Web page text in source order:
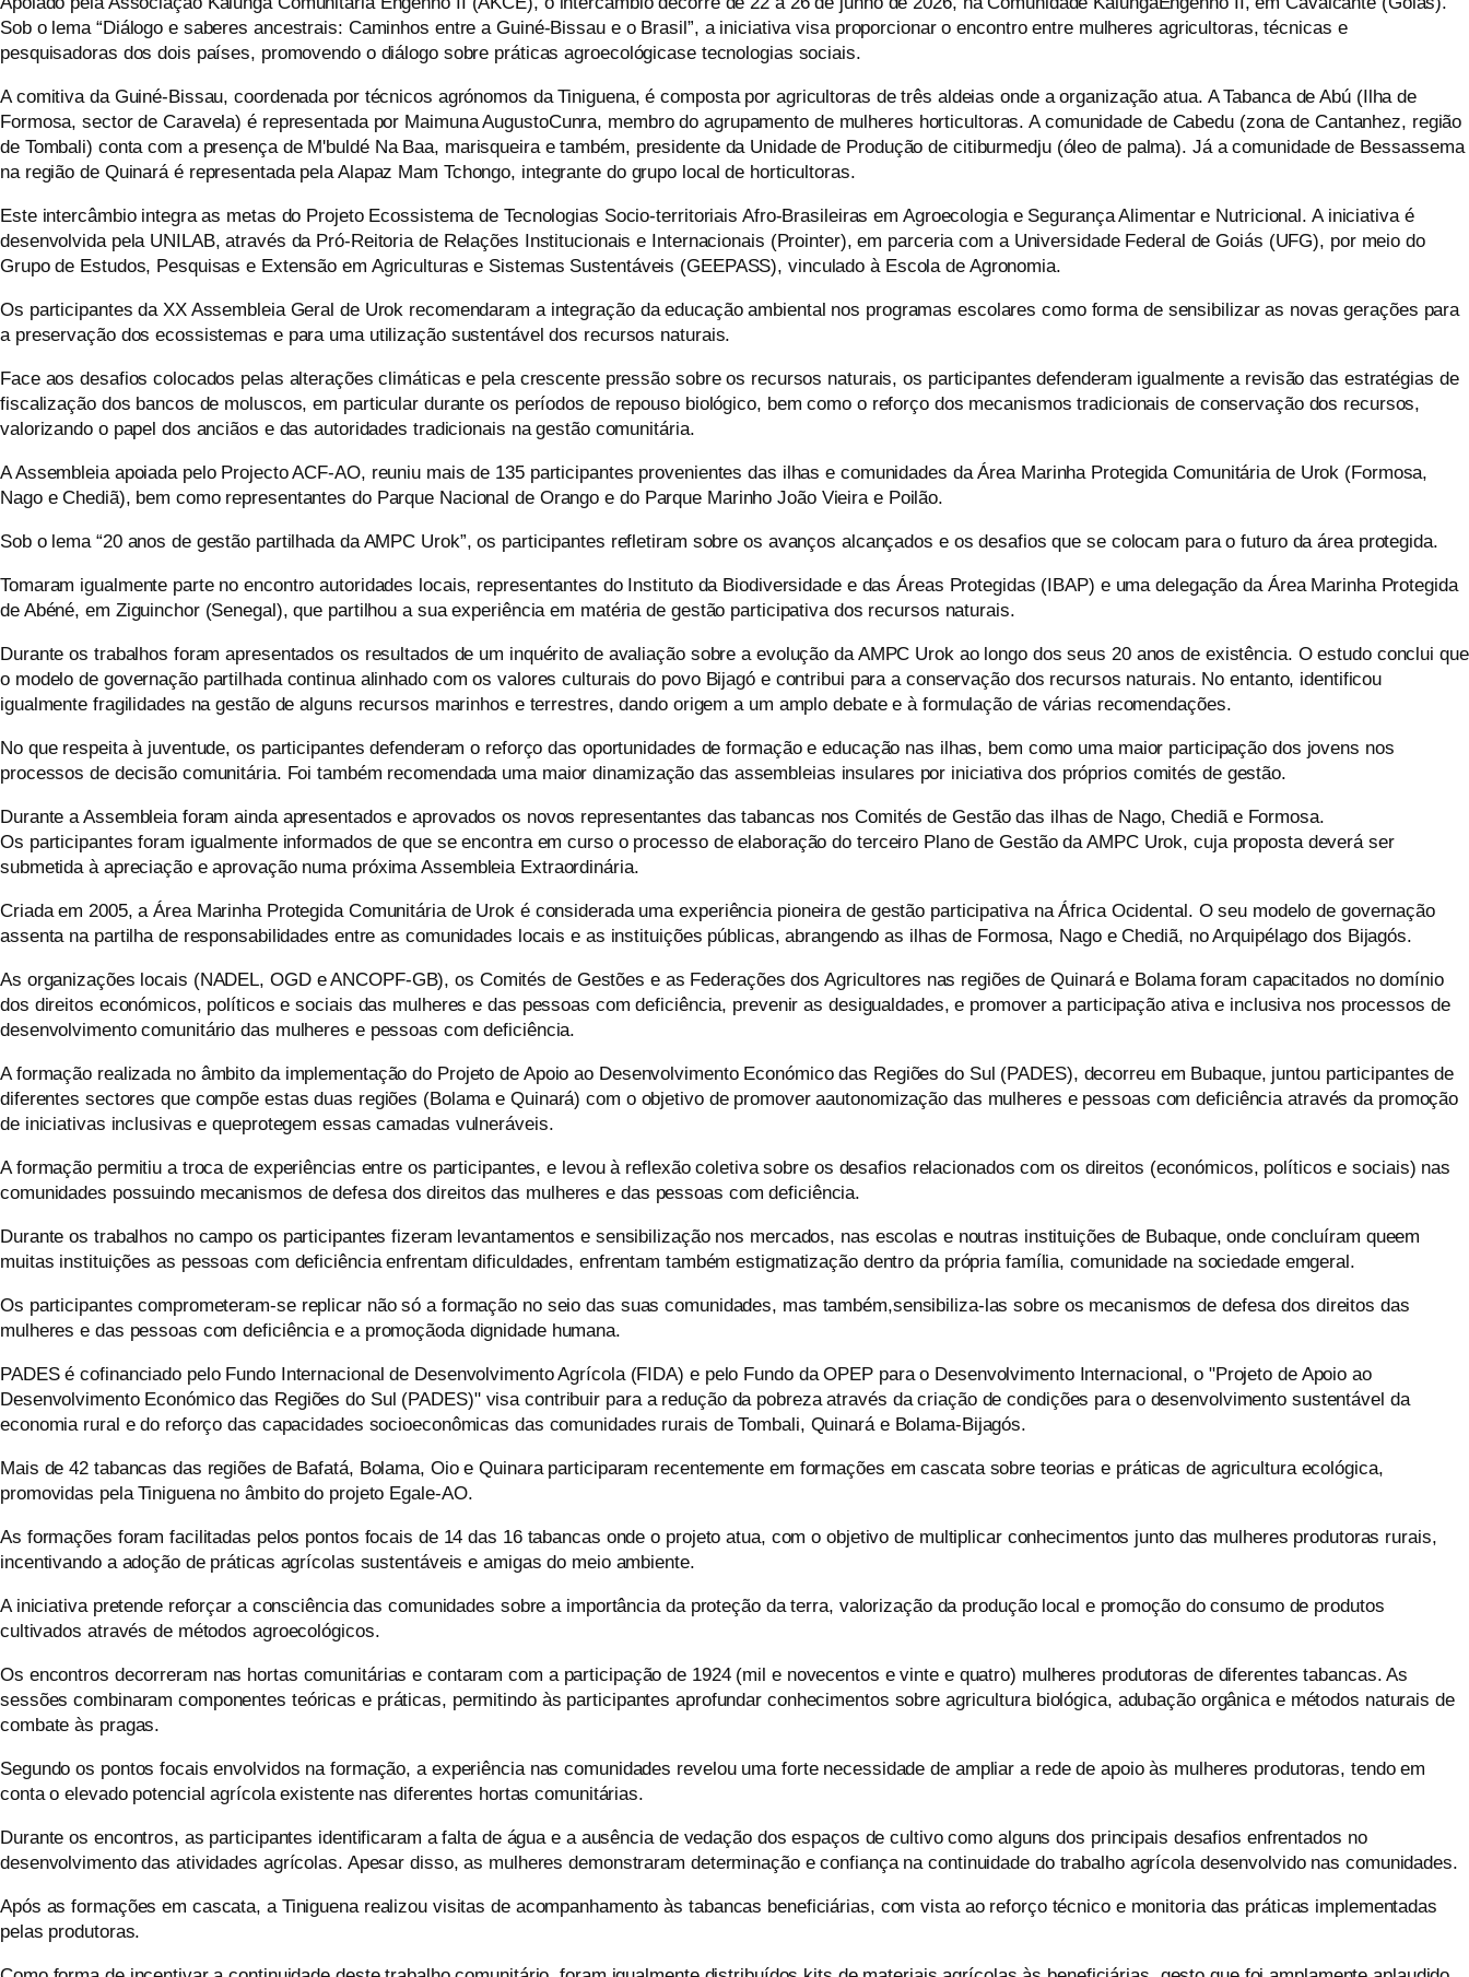
Sob o lema “Diálogo e saberes ancestrais: Caminhos entre a Guiné-Bissau e o Brasil”, a iniciativa visa proporcionar o encontro entre mulheres agricultoras, técnicas e
pesquisadoras dos dois países, promovendo o diálogo sobre práticasagroecológicase tecnologias sociais.
A comitiva da Guiné-Bissau, coordenada por técnicos agrónomos da Tiniguena, é composta por agricultoras de três aldeias onde a organização atua. A Tabanca deAbú(Ilha de
Formosa, sector de Caravela) é representada por MaimunaAugustoCunra, membro do agrupamento de mulheres horticultoras. A comunidade de Cabedu(zona de Cantanhez, região
de Tombali) conta com a presença de M'buldéNa Baa, marisqueira e também, presidente da Unidade de Produção de citiburmedju(óleo de palma). Já a comunidade de Bessassema
na região de Quinará é representada pela Alapaz Mam Tchongo, integrante do grupo local de horticultoras.
Este intercâmbio integra as metas do Projeto Ecossistema de Tecnologias Socio-territoriais Afro-Brasileiras em Agroecologia e Segurança Alimentar e Nutricional. A iniciativa é
desenvolvida pela UNILAB, através da Pró-Reitoria de Relações Institucionais e Internacionais (Prointer), em parceria com a Universidade Federal de Goiás (UFG), por meio do
Grupo de Estudos, Pesquisas e Extensão em Agriculturas e Sistemas Sustentáveis (GEEPASS), vinculado à Escola de Agronomia.
Os participantes da XX Assembleia Geral de Urok recomendaram a integração da educação ambiental nos programas escolares como forma de sensibilizar as novas gerações para
a preservação dos ecossistemas e para uma utilização sustentável dos recursos naturais.
Face aos desafios colocados pelas alterações climáticas e pela crescente pressão sobre os recursos naturais, os participantes defenderam igualmente a revisão das estratégias de
fiscalização dos bancos de moluscos, em particular durante os períodos de repouso biológico, bem como o reforço dos mecanismos tradicionais de conservação dos recursos,
valorizando o papel dos anciãos e das autoridades tradicionais na gestão comunitária.
A Assembleia apoiada pelo Projecto ACF-AO, reuniu mais de 135 participantes provenientes das ilhas e comunidades da Área Marinha Protegida Comunitária de Urok (Formosa,
Nago e Chediã), bem como representantes do Parque Nacional de Orango e do Parque Marinho João Vieira e Poilão.
Sob o lema “20 anos de gestão partilhada da AMPC Urok”, os participantes refletiram sobre os avanços alcançados e os desafios que se colocam para o futuro da área protegida.
Tomaram igualmente parte no encontro autoridades locais, representantes do Instituto da Biodiversidade e das Áreas Protegidas (IBAP) e uma delegação da Área Marinha Protegida
de Abéné, em Ziguinchor (Senegal), que partilhou a sua experiência em matéria de gestão participativa dos recursos naturais.
Durante os trabalhos foram apresentados os resultados de um inquérito de avaliação sobre a evolução da AMPC Urok ao longo dos seus 20 anos de existência. O estudo conclui que
o modelo de governação partilhada continua alinhado com os valores culturais do povo Bijagó e contribui para a conservação dos recursos naturais. No entanto, identificou
igualmente fragilidades na gestão de alguns recursos marinhos e terrestres, dando origem a um amplo debate e à formulação de várias recomendações.
No que respeita à juventude, os participantes defenderam o reforço das oportunidades de formação e educação nas ilhas, bem como uma maior participação dos jovens nos
processos de decisão comunitária. Foi também recomendada uma maior dinamização das assembleias insulares por iniciativa dos próprios comités de gestão.
Durante a Assembleia foram ainda apresentados e aprovados os novos representantes das tabancas nos Comités de Gestão das ilhas de Nago, Chediã e Formosa.
Os participantes foram igualmente informados de que se encontra em curso o processo de elaboração do terceiro Plano de Gestão da AMPC Urok, cuja proposta deverá ser
submetida à apreciação e aprovação numa próxima Assembleia Extraordinária.
Criada em 2005, a Área Marinha Protegida Comunitária de Urok é considerada uma experiência pioneira de gestão participativa na África Ocidental. O seu modelo de governação
assenta na partilha de responsabilidades entre as comunidades locais e as instituições públicas, abrangendo as ilhas de Formosa, Nago e Chediã, no Arquipélago dos Bijagós.
As organizações locais (NADEL, OGD e ANCOPF-GB),os Comités de Gestões e as Federações dos Agricultores nas regiões de Quinará e Bolama foram capacitados no domínio
dos direitos económicos, políticos e sociais das mulheres e das pessoas com deficiência, preveniras desigualdades, e promover a participação ativa e inclusiva nos processos de
desenvolvimento comunitário das mulheres e pessoas com deficiência.
A formação realizada no âmbito da implementação do Projeto de Apoio ao Desenvolvimento Económico das Regiões do Sul (PADES), decorreu em Bubaque, juntou participantes de
diferentes sectores que compõe estas duas regiões (Bolama e Quinará) com o objetivo de promover aautonomização das mulheres e pessoas com deficiência através da promoção
de iniciativas inclusivas e queprotegem essas camadas vulneráveis.
A formação permitiu a troca de experiências entre os participantes, e levouàreflexão coletiva sobre os desafios relacionados com os direitos (económicos, políticos e sociais) nas
comunidades possuindo mecanismos de defesa dos direitos das mulheres e das pessoas com deficiência.
Durante os trabalhos no campo os participantes fizeram levantamentos e sensibilização nos mercados, nas escolas e noutras instituições de Bubaque, onde concluíram queem
muitas instituições as pessoas com deficiênciaenfrentamdificuldades, enfrentam também estigmatização dentro da própria família, comunidade na sociedadeemgeral.
Os participantes comprometeram-se replicar não só a formação no seio das suascomunidades, mas também,sensibiliza-las sobre os mecanismos de defesa dos direitos das
mulheres e das pessoas com deficiência e a promoçãoda dignidade humana.
PADES é cofinanciado pelo Fundo Internacional de Desenvolvimento Agrícola (FIDA) e pelo Fundo da OPEP para o Desenvolvimento Internacional, o "Projeto de Apoio ao
Desenvolvimento Económico das Regiões do Sul (PADES)" visa contribuir para a redução da pobreza através da criação de condições para o desenvolvimento sustentável da
economia rural e do reforço das capacidades socioeconômicas das comunidades rurais de Tombali, Quinará e Bolama-Bijagós.
Mais de 42 tabancas das regiões de Bafatá, Bolama, Oio e Quinara participaram recentemente em formações em cascata sobre teorias e práticas de agricultura ecológica,
promovidas pela Tiniguena no âmbito do projeto Egale-AO.
As formações foram facilitadas pelos pontos focais de 14 das 16 tabancas onde o projeto atua, com o objetivo de multiplicar conhecimentos junto das mulheres produtoras rurais,
incentivando a adoção de práticas agrícolas sustentáveis e amigas do meio ambiente.
A iniciativa pretende reforçar a consciência das comunidades sobre a importância da proteção da terra, valorização da produção local e promoção do consumo de produtos
cultivados através de métodos agroecológicos.
Os encontros decorreram nas hortas comunitárias e contaram com a participação de 1924 (mil e novecentos e vinte e quatro) mulheres produtoras de diferentes tabancas. As
sessões combinaram componentes teóricas e práticas, permitindo às participantes aprofundar conhecimentos sobre agricultura biológica, adubação orgânica e métodos naturais de
combate às pragas.
Segundo os pontos focais envolvidos na formação, a experiência nas comunidades revelou uma forte necessidade de ampliar a rede de apoio às mulheres produtoras, tendo em
conta o elevado potencial agrícola existente nas diferentes hortas comunitárias.
Durante os encontros, as participantes identificaram a falta de água e a ausência de vedação dos espaços de cultivo como alguns dos principais desafios enfrentados no
desenvolvimento das atividades agrícolas. Apesar disso, as mulheres demonstraram determinação e confiança na continuidade do trabalho agrícola desenvolvido nas comunidades.
Após as formações em cascata, a Tiniguena realizou visitas de acompanhamento às tabancas beneficiárias, com vista ao reforço técnico e monitoria das práticas implementadas
pelas produtoras.